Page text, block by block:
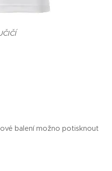
balení možno potisknout